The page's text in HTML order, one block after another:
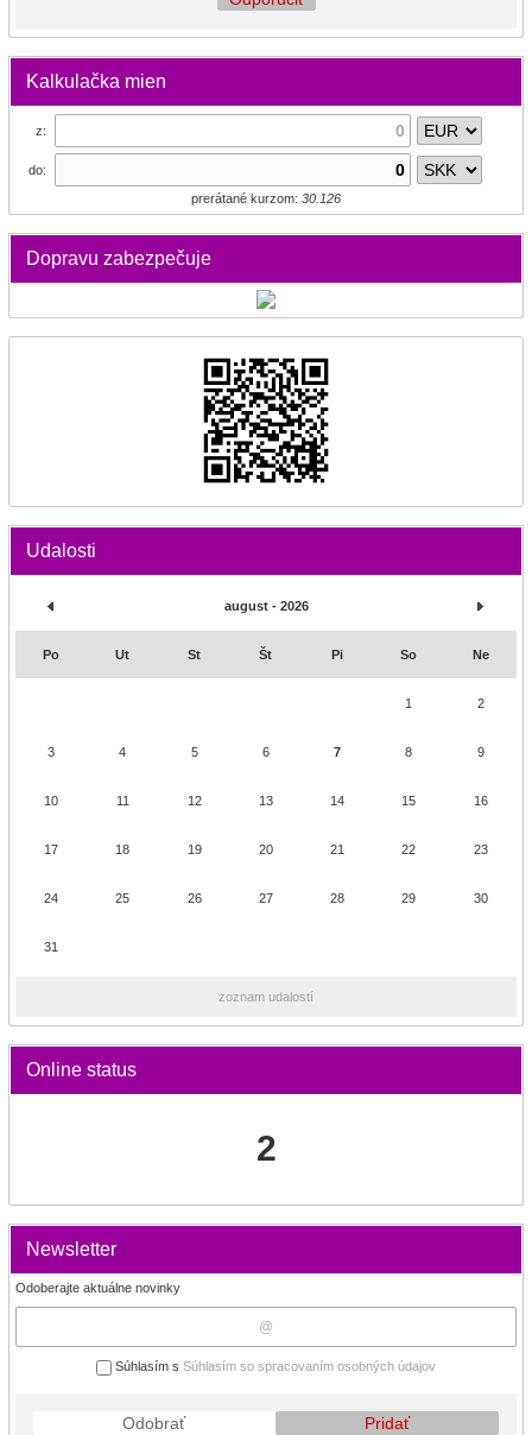
Kalkulačka mien
z:
do:
prerátané kurzom: 30.126
Dopravu zabezpečuje
Udalosti
august - 2026
Po Ut St Št Pi So Ne
1 2
3 4 5 6 7 8 9
10 11 12 13 14 15 16
17 18 19 20 21 22 23
24 25 26 27 28 29 30
31
zoznam udalostí
Online status
2
Newsletter
Odoberajte aktuálne novinky
Súhlasím s Súhlasím so spracovaním osobných údajov
Odobrať Pridať